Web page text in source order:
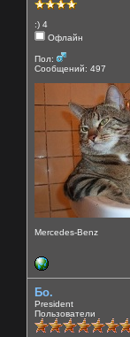
:) 4
Офлайн
Пол:
Сообщений: 497
Mercedes-Benz
Бо.
President
Пользователи